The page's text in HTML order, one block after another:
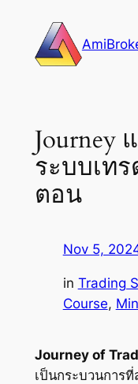
content
Journey
ระบบเท
ตอน
Nov 5,
in Trading
Course,
Journey of
เป็นกระบวนการ